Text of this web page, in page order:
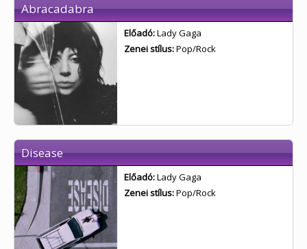
Abracadabra
Előadó:Lady Gaga
Zenei stílus:Pop/Rock
Disease
Előadó:Lady Gaga
Zenei stílus:Pop/Rock